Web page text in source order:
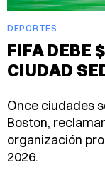
DEPORTES
FIFA DEBE
CIUDAD
Once ciudades
Boston,
organización
2026.